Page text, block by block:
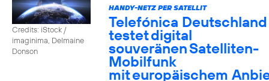
Credits: iStock /
imaginima, Delmaine
Donson
HANDY-NETZ PER SATELLIT
Telefónica Deutschland
testet digital
souveränen Satelliten-
Mobilfunk
mit europäischem